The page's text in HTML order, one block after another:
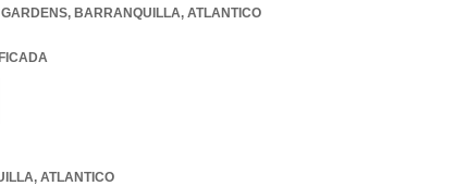
, BARRANQUILLA, ATLANTICO
, ATLANTICO